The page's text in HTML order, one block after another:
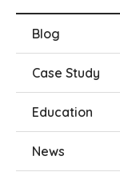
Blog
Case Study
Education
News